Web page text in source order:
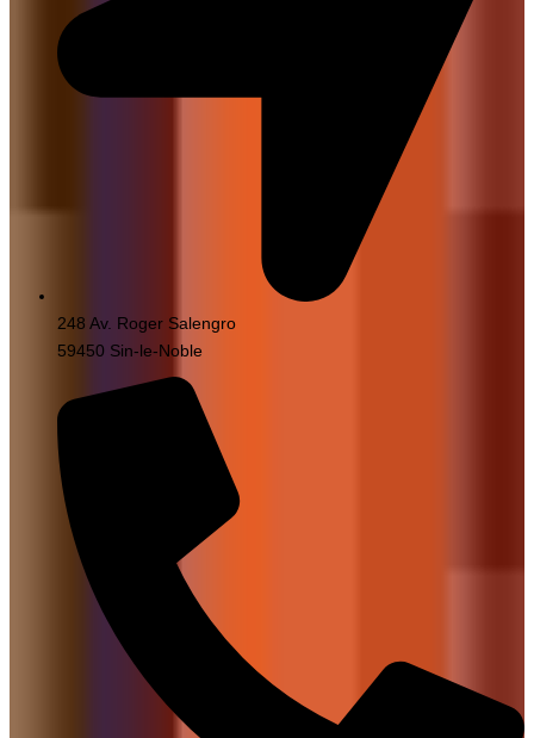
248 Av. Roger Salengro
59450 Sin-le-Noble